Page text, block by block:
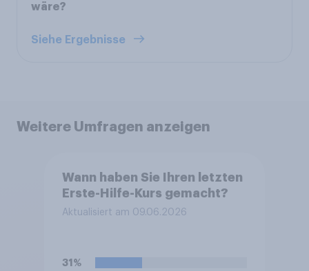
wäre?
Siehe Ergebnisse
Weitere Umfragen anzeigen
Wann haben Sie Ihren letzten
Erste-Hilfe-Kurs gemacht?
Aktualisiert am 09.06.2026
31%